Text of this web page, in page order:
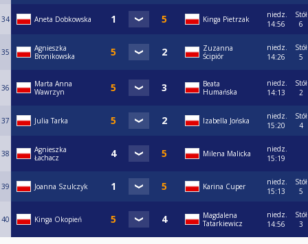
34 Aneta Dobkowska Kinga Pietrzak
niedz.
14:56
Stół
6
35
Agnieszka
Bronikowska
Zuzanna
Ścipiór
niedz.
14:26
Stół
5
36
Marta Anna
Wawrzyn
Beata
Humańska
niedz.
14:13
Stół
2
37 Julia Tarka Izabella Jońska
niedz.
15:20
Stół
4
38
Agnieszka
Łachacz
Milena Malicka
niedz.
15:19
39 Joanna Szulczyk Karina Cuper
niedz.
15:13
Stół
5
40 Kinga Okopień
Magdalena
Tatarkiewicz
niedz.
14:56
Stół
3